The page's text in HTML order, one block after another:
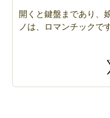
開くと鍵盤まであり、
ノは、ロマンチックで